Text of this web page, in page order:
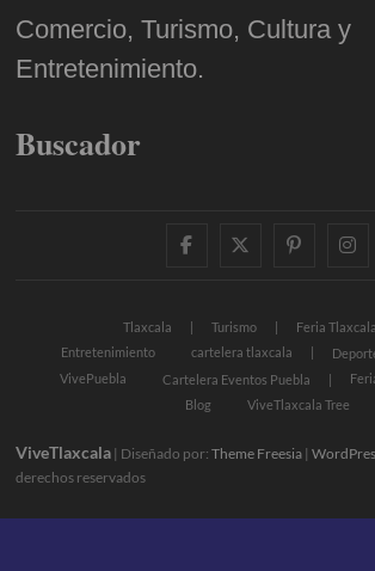
Comercio, Turismo, Cultura y
Entretenimiento.
Buscador
facebooktwitter
Tlaxcala Turismo
Feria
Entretenimiento
cartelera tlaxcala
VivePuebla
Cartelera Eventos Puebla
Blog
ViveTlaxcala Tree
ViveTlaxcala | Diseñado por:Theme Freesia |
derechos reservados